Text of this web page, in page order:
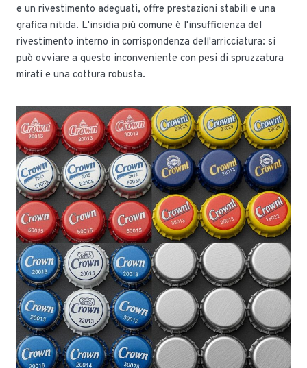
e un rivestimento adeguati, offre prestazioni stabili e una
grafica nitida. L'insidia più comune è l'insufficienza del
rivestimento interno in corrispondenza dell'arricciatura: si
può ovviare a questo inconveniente con pesi di spruzzatura
mirati e una cottura robusta.